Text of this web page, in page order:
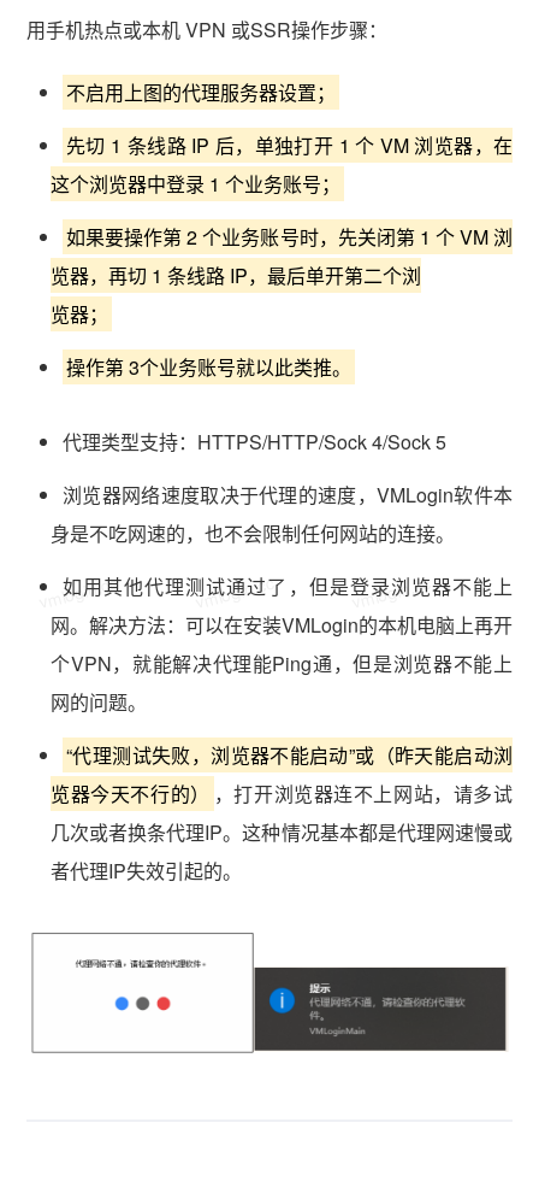
用手机热点或本机 VPN 或SSR操作步骤：
不启用上图的代理服务器设置；
先切 1 条线路 IP 后，单独打开 1 个 VM 浏览器，在
这个浏览器中登录 1 个业务账号；
如果要操作第 2 个业务账号时，先关闭第 1 个 VM 浏
览器，再切 1 条线路 IP，最后单开第二个浏
览器；
操作第 3个业务账号就以此类推。
代理类型支持：HTTPS/HTTP/Sock 4/Sock 5
浏览器网络速度取决于代理的速度，VMLogin软件本
身是不吃网速的，也不会限制任何网站的连接。
如用其他代理测试通过了，但是登录浏览器不能上
网。解决方法：可以在安装VMLogin的本机电脑上再开
个VPN，就能解决代理能Ping通，但是浏览器不能上
网的问题。
“代理测试失败，浏览器不能启动”或（昨天能启动浏
览器今天不行的）
，打开浏览器连不上网站，请多试
几次或者换条代理IP。这种情况基本都是代理网速慢或
者代理IP失效引起的。
vmlogin.cc vmlogin.cc vmlogin.cc